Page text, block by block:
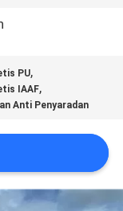
PU,
IAAF,
Anti Penyaradan